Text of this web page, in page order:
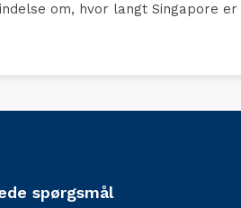
om, hvor langt Singapore er
spørgsmål